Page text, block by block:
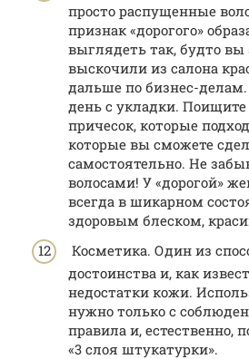
просто распущенные
признак «дорогого»
выглядеть так, будто вы
выскочили из салона
дальше по бизнес-
день с укладки.
причесок, которые
которые вы сможете
самостоятельно. Не
волосами! У «дорогой»
всегда в шикарном
здоровым блеском,
Косметика. Один из
достоинства и, как
недостатки кожи.
нужно только с
правила и, естественно,
«3 слоя штукатурки».